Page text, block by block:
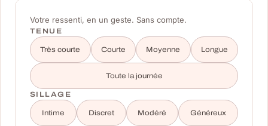
Votre ressenti, en un geste. Sans compte.
TENUE
Très courte Courte Moyenne Longue
Toute la journée
SILLAGE
Intime Discret Modéré Généreux